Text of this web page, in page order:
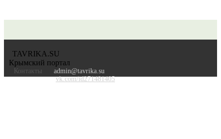
TAVRIKA.SU
Крымский портал
Контакты
admin@tavrika.su
vk.com/id271481405